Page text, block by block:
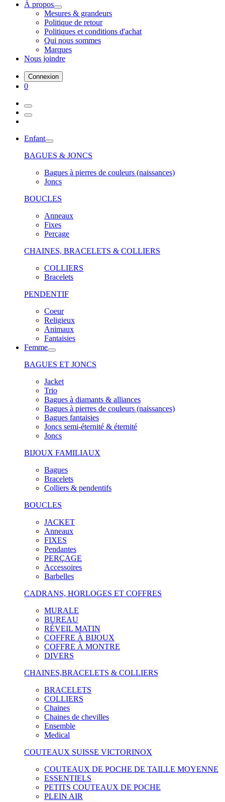
À propos
Mesures & grandeurs
Politique de retour
Politiques et conditions d'achat
Qui nous sommes
Marques
Nous joindre
Connexion
0
Enfant
BAGUES & JONCS
Bagues à pierres de couleurs (naissances)
Joncs
BOUCLES
Anneaux
Fixes
Perçage
CHAINES, BRACELETS & COLLIERS
COLLIERS
Bracelets
PENDENTIF
Coeur
Religieux
Animaux
Fantaisies
Femme
BAGUES ET JONCS
Jacket
Trio
Bagues à diamants & alliances
Bagues à pierres de couleurs (naissances)
Bagues fantaisies
Joncs semi-éternité & éternité
Joncs
BIJOUX FAMILIAUX
Bagues
Bracelets
Colliers & pendentifs
BOUCLES
JACKET
Anneaux
FIXES
Pendantes
PERÇAGE
Accessoires
Barbelles
CADRANS, HORLOGES ET COFFRES
MURALE
BUREAU
RÉVEIL MATIN
COFFRE À BIJOUX
COFFRE À MONTRE
DIVERS
CHAINES,BRACELETS & COLLIERS
BRACELETS
COLLIERS
Chaines
Chaines de chevilles
Ensemble
Medical
COUTEAUX SUISSE VICTORINOX
COUTEAUX DE POCHE DE TAILLE MOYENNE
ESSENTIELS
PETITS COUTEAUX DE POCHE
PLEIN AIR